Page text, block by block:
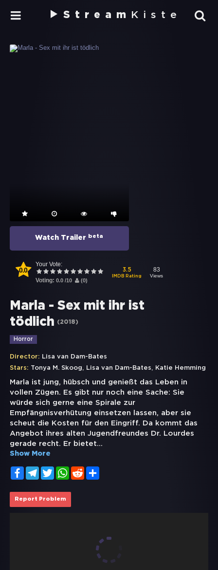
Stream Kiste
Watch Trailer beta
0.0
Your Vote:
Voting: 0.0 /10 (0)
3.5
IMDB Rating
83
Views
Marla - Sex mit ihr ist
tödlich
(2018)
Horror
Director: Lisa van Dam-Bates
Stars: Tonya M. Skoog, Lisa van Dam-Bates, Katie Hemming
Marla ist jung, hübsch und genießt das Leben in
vollen Zügen. Es gibt nur noch eine Sache: Sie
würde sich gerne eine Spirale zur
Empfängnisverhütung einsetzen lassen, aber sie
scheut die Kosten für den Eingriff. Da kommt das
Angebot ihres alten Jugendfreundes Dr. Lourdes
gerade recht. Er bietet...
Show More
FacebookTelegramTwitterWhatsApp
Reddit
Report Problem